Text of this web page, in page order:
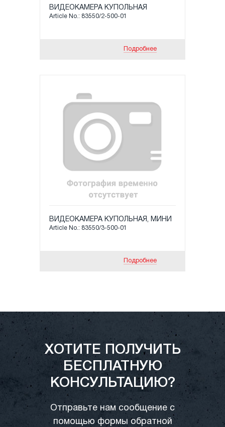
ВИДЕОКАМЕРА КУПОЛЬНАЯ
Article No.: 83550/2-500-01
Подробнее
ВИДЕОКАМЕРА КУПОЛЬНАЯ, МИНИ
Article No.: 83550/3-500-01
Подробнее
ХОТИТЕ ПОЛУЧИТЬ
БЕСПЛАТНУЮ
КОНСУЛЬТАЦИЮ?
Отправьте нам сообщение с
помощью формы обратной